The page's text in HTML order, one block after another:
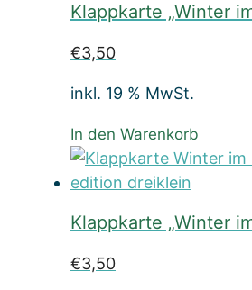
Klappkarte „Winter
€3,50
inkl. 19 % MwSt.
In den Warenkorb
Klappkarte „Winter
€3,50